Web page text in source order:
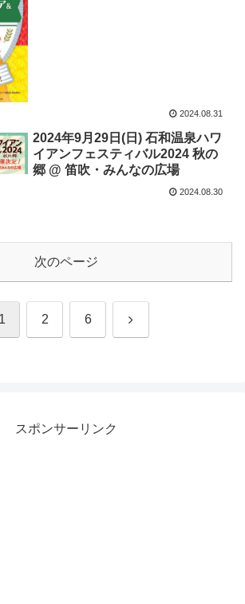
2024.08.31
2024年9月29日(日) 石和温泉ハワ
イアンフェスティバル2024 秋の
郷 @ 笛吹・みんなの広場
2024.08.30
次のページ
1 2 6 次
スポンサーリンク